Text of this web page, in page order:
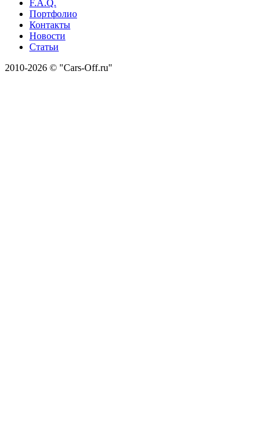
F.A.Q.
Портфолио
Контакты
Новости
Статьи
2010-2026 © "Cars-Off.ru"